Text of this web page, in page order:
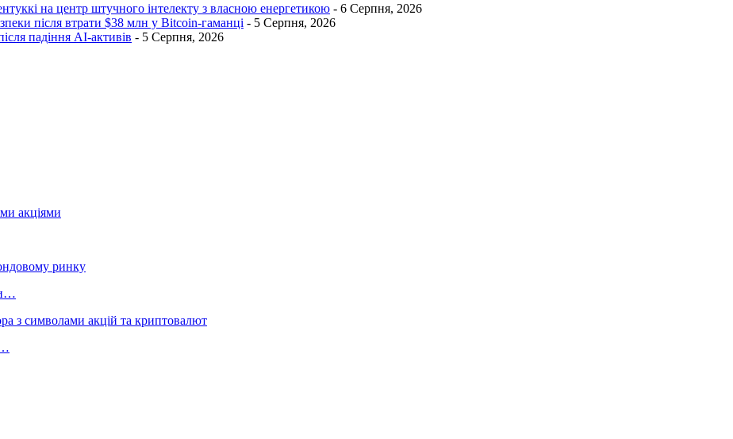
на центр штучного інтелекту з власною енергетикою - 6 Серпня, 2026
після втрати $38 млн у Bitcoin-гаманці - 5 Серпня, 2026
падіння AI-активів - 5 Серпня, 2026